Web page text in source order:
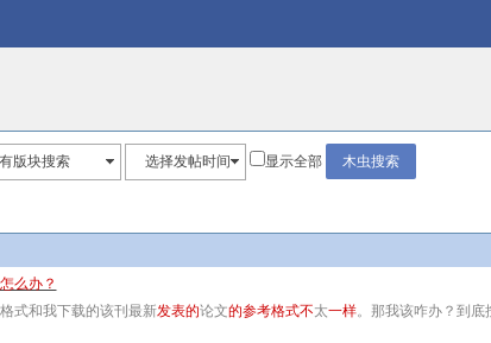
版块搜索 选择发帖时间 显示全部
么办？
式和我下载的该刊最新发表的论文的参考格式不太一样。那我该咋办？到底